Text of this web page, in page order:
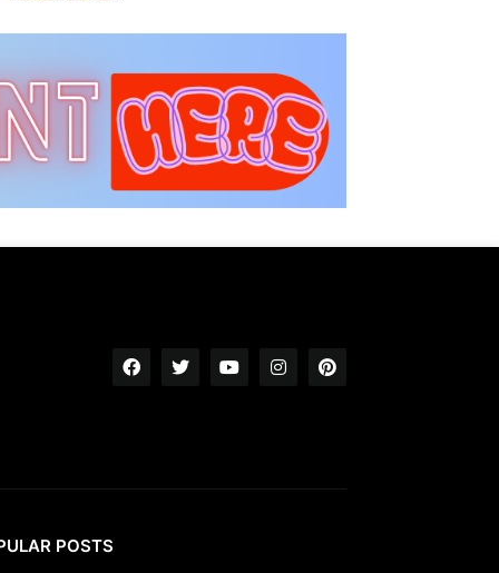
POSTS